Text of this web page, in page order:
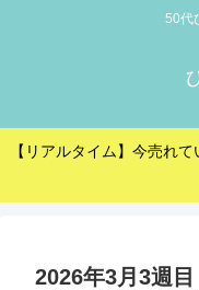
50代
【リアルタイム】今売れ
2026年3月3週